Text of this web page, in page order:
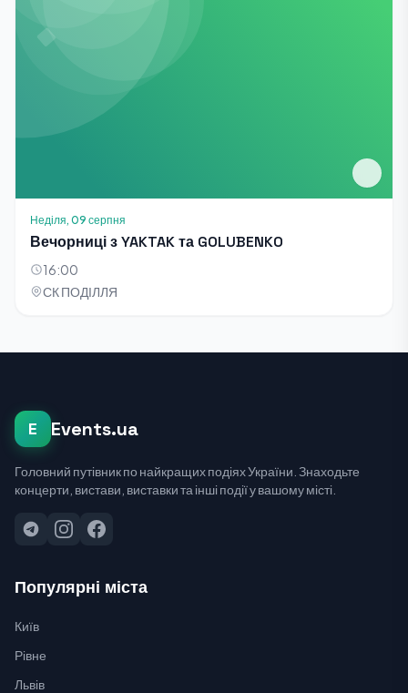
Неділя, 09 серпня
Вечорниці з YAKTAK та GOLUBENKO
16:00
СК ПОДІЛЛЯ
E Events.ua
Головний путівник по найкращих подіях України. Знаходьте
концерти, вистави, виставки та інші події у вашому місті.
Популярні міста
Київ
Рівне
Львів